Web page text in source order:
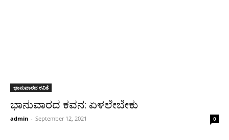
ಭಾನುವಾರದ ಕವಿತೆ
ಭಾನುವಾರದ ಕವನ: ಏಳಲೇಬೇಕು
admin - September 12, 2021 0